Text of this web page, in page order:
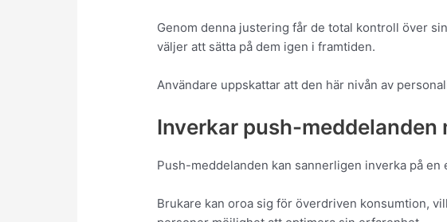
Genom denna justering får de total kontroll över
väljer att sätta på dem igen i framtiden.
Användare uppskattar att den här nivån av
Inverkar push-
Push-meddelanden kan sannerligen inverka på
Brukare kan oroa sig för överdriven konsumtion,